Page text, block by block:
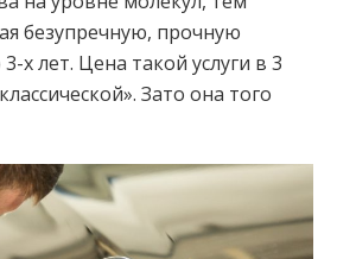
безупречную, прочную
х лет. Цена такой услуги в 3
Зато она того